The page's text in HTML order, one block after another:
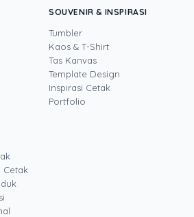
dengan pengalaman lebih dari
menguasai tiga disiplin
produksi percetakan dan kemasan
printing, quality control), digital
serta pemrograman dan AI. Ia
bisnis cetak langsung dari lantai
baris kode, dari menghitung
produk, selalu dengan
dan dampak bisnis nyata.
Lihat profil →
SOUVENIR & INSPIRASI
Tumbler
Kaos & T-Shirt
Tas Kanvas
Template Design
Inspirasi Cetak
Portfolio
Cetak